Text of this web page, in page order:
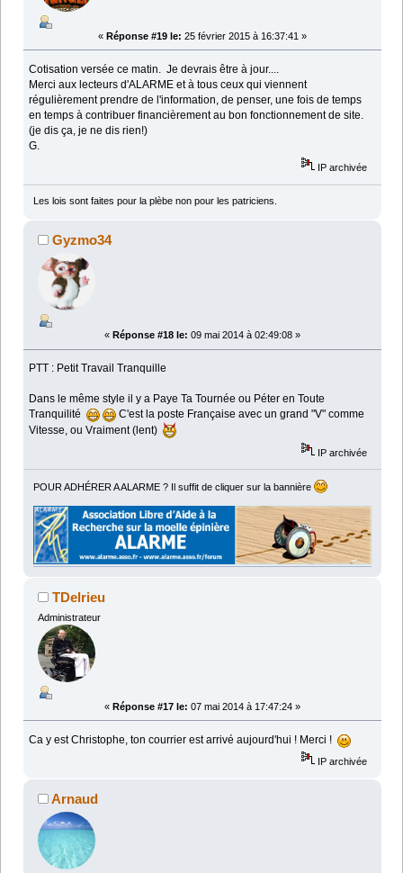
« Réponse #19 le: 25 février 2015 à 16:37:41 »
Cotisation versée ce matin. Je devrais être à jour....
Merci aux lecteurs d'ALARME et à tous ceux qui viennent
régulièrement prendre de l'information, de penser, une fois de temps
en temps à contribuer financièrement au bon fonctionnement de site.
(je dis ça, je ne dis rien!)
G.
IP archivée
Les lois sont faites pour la plèbe non pour les patriciens.
Gyzmo34
« Réponse #18 le: 09 mai 2014 à 02:49:08 »
PTT : Petit Travail Tranquille
Dans le même style il y a Paye Ta Tournée ou Péter en Toute
Tranquilité
C'est la poste Française avec un grand "V" comme
Vitesse, ou Vraiment (lent)
IP archivée
POUR ADHÉRER A ALARME ? Il suffit de cliquer sur la bannière
TDelrieu
Administrateur
« Réponse #17 le: 07 mai 2014 à 17:47:24 »
Ca y est Christophe, ton courrier est arrivé aujourd'hui ! Merci !
IP archivée
Arnaud